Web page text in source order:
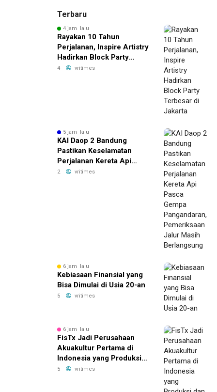
Terbaru
4 jam lalu
Rayakan 10 Tahun
Perjalanan, Inspire Artistry
Hadirkan Block Party
Terbesar di Jakarta
4 vritimes
5 jam lalu
KAI Daop 2 Bandung
Pastikan Keselamatan
Perjalanan Kereta Api
Pasca Gempa
2 vritimes
6 jam lalu
Kebiasaan Finansial yang
Bisa Dimulai di Usia 20-an
5 vritimes
6 jam lalu
FisTx Jadi Perusahaan
Akuakultur Pertama di
Indonesia yang Produksi
dan Terapkan Teknologi
5 vritimes